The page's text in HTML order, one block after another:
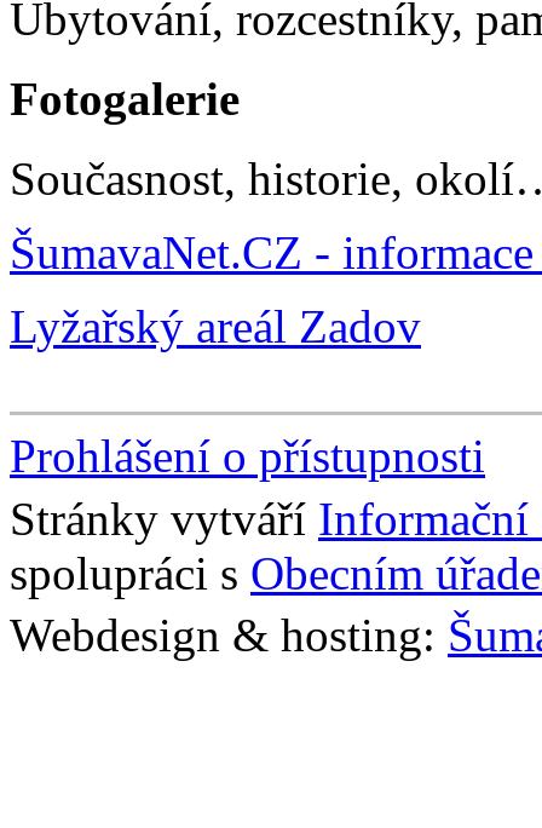
Ubytování, rozcestníky,
Fotogalerie
Současnost, historie,
ŠumavaNet.CZ -
Lyžařský areál Zadov
Prohlášení o přístupnosti
Stránky vytváří Informační
spolupráci s Obecním
Webdesign & hosting: